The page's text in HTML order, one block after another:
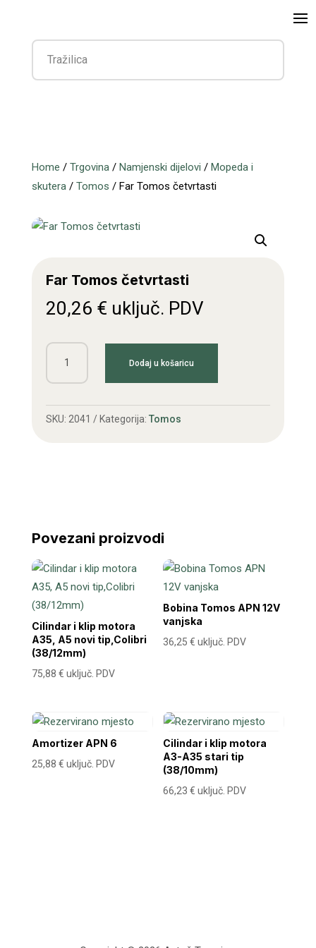
Home / Trgovina/ Namjenski dijelovi / Mopeda i
skutera/ Tomos / Far Tomos četvrtasti
Far Tomos četvrtasti
20,26 € uključ. PDV
Far
Tomos
količina
Dodaj u košaricu
SKU: 2041 Kategorija: Tomos
Povezani proizvodi
Cilindar i klip motora
A35, A5 novi tip,Colibri
(38/12mm)
75,88 € uključ. PDV
Bobina Tomos APN 12V
vanjska
36,25€ uključ. PDV
Amortizer APN 6
25,88 € uključ. PDV
Cilindar i klip motora
A3-A35 stari tip
(38/10mm)
66,23€ uključ. PDV